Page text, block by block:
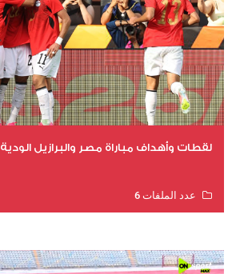
لقطات وأهداف مباراة مصر والبرازيل الودية
عدد الملفات 6